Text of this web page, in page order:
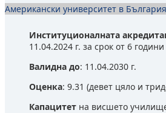
Американски университет в
Институционалната
11.04.2024 г. за срок от 6 години
Валидна до: 11.04.2030 г.
Оценка: 9.31 (девет цяло и
Капацитет на висшето